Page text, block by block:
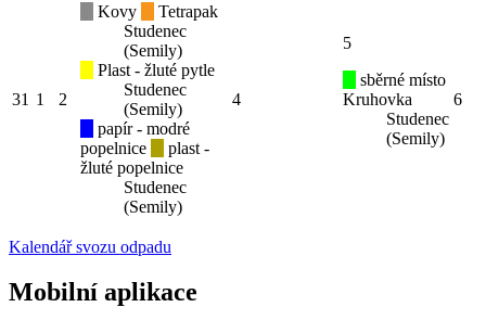
31 1 2
Kovy
Tetrapak
Studenec
(Semily)
Plast - žluté pytle
Studenec
(Semily)
papír - modré
popelnice
plast -
žluté popelnice
Studenec
(Semily)
4
5
sběrné místo
Kruhovka
Studenec
(Semily)
6
Kalendář svozu odpadu
Mobilní aplikace